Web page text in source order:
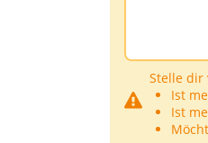
Stelle dir
Ist
Ist